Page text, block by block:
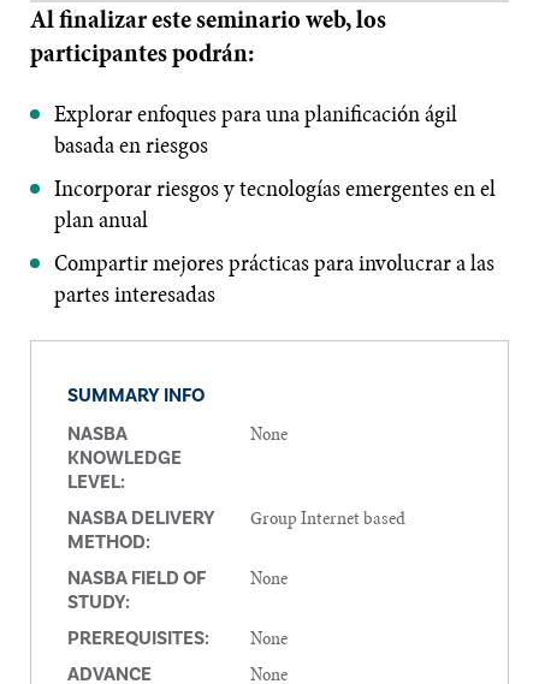
Al finalizar este seminario web, los
participantes podrán:
Explorar enfoques para una planificación ágil
basada en riesgos
Incorporar riesgos y tecnologías emergentes en el
plan anual
Compartir mejores prácticas para involucrar a las
partes interesadas
SUMMARY INFO
NASBA
KNOWLEDGE
LEVEL:
None
NASBA DELIVERY
METHOD:
Group Internet based
NASBA FIELD OF
STUDY:
None
PREREQUISITES: None
ADVANCE
None